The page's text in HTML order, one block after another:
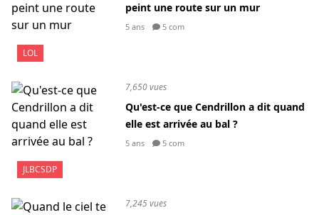
LOL
peint une route sur un mur
5 ans 5 com
JLBCSDP
7,650 vues
Qu'est-ce que Cendrillon a dit quand
elle est arrivée au bal ?
5 ans 5 com
7,245 vues